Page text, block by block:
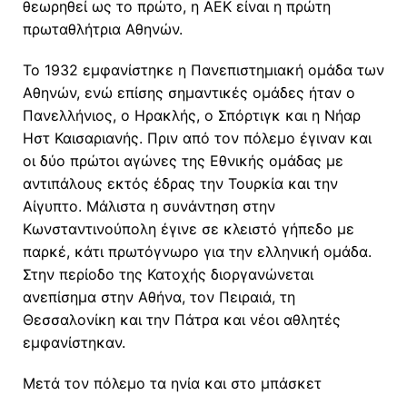
θεωρηθεί ως το πρώτο, η ΑΕΚ είναι η πρώτη
πρωταθλήτρια Αθηνών.
Το 1932 εμφανίστηκε η Πανεπιστημιακή ομάδα των
Αθηνών, ενώ επίσης σημαντικές ομάδες ήταν ο
Πανελλήνιος, ο Ηρακλής, ο Σπόρτιγκ και η Νήαρ
Ηστ Καισαριανής. Πριν από τον πόλεμο έγιναν και
οι δύο πρώτοι αγώνες της Εθνικής ομάδας με
αντιπάλους εκτός έδρας την Τουρκία και την
Αίγυπτο. Μάλιστα η συνάντηση στην
Κωνσταντινούπολη έγινε σε κλειστό γήπεδο με
παρκέ, κάτι πρωτόγνωρο για την ελληνική ομάδα.
Στην περίοδο της Κατοχής διοργανώνεται
ανεπίσημα στην Αθήνα, τον Πειραιά, τη
Θεσσαλονίκη και την Πάτρα και νέοι αθλητές
εμφανίστηκαν.
Μετά τον πόλεμο τα ηνία και στο μπάσκετ